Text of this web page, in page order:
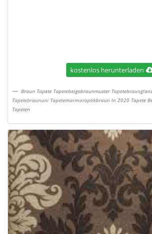
kostenlos herunterladen
Braun Tapete Tapetebeigebraunmuster
Tapetebraununi Tapetemarmoroptikbraun In 2020 Tapete
Tapeten